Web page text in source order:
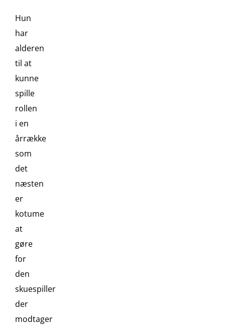
Hun
har
alderen
til at
kunne
spille
rollen
i en
årrække
som
det
næsten
er
kotume
at
gøre
for
den
skuespiller
der
modtager